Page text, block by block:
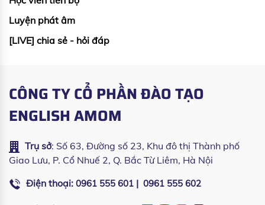
Luyện phát âm
[LIVE] chia sẻ - hỏi đáp
CÔNG TY CỔ PHẦN ĐÀO TẠO
ENGLISH AMOM
Trụ sở: Số 63, Đường số 23, Khu đô thị Thành phố
Giao Lưu, P. Cổ Nhuế 2, Q. Bắc Từ Liêm, Hà Nội
Điện thoại: 0961 555 601 | 0961 555 602